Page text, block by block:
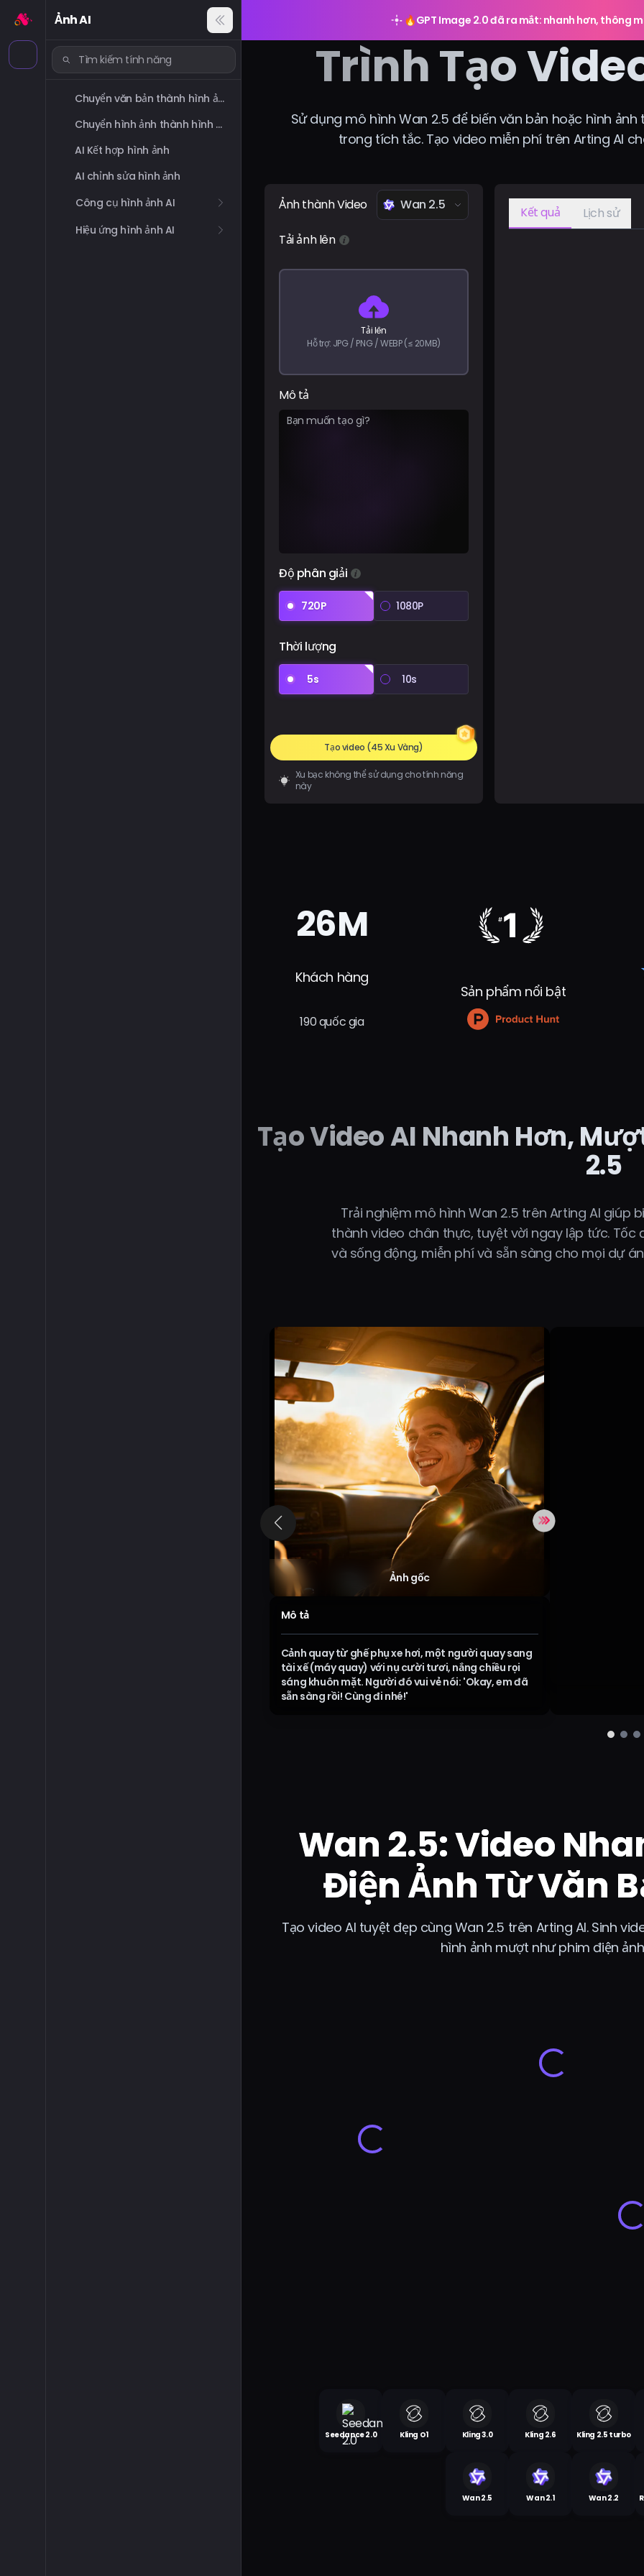
Ảnh AI
Chuyển văn bản thành hình ảnh
Chuyển hình ảnh thành hình ảnh
AI Kết hợp hình ảnh
AI chỉnh sửa hình ảnh
Công cụ hình ảnh AI
Hiệu ứng hình ảnh AI
🔥GPT Image 2.0 đã ra mắt: nhanh hơn, thông
Trình Tạo
Sử dụng mô hình Wan 2.5 để biến văn bản hoặc hình
trong tích tắc. Tạo video miễn phí trên Arting AI
Ảnh thành Video Wan 2.5
Tải ảnh lên
Tải lên
Hỗ trợ: JPG / PNG / WEBP (≤ 20MB)
Mô tả
Độ phân giải
720P 1080P
Thời lượng
5s 10s
Tạo video (45 Xu Vàng)
Xu bạc không thể sử dụng cho tính năng
này
Kết quả Lịch sử
26M
Khách hàng
190 quốc gia
Sản phẩm nổi bật
Tạo Video AI Nhanh Hơn,
2.5
Trải nghiệm mô hình Wan 2.5 trên Arting AI giúp
thành video chân thực, tuyệt vời ngay lập tức. Tốc
và sống động, miễn phí và sẵn sàng cho mọi dự
Ảnh gốc
Mô tả
Cảnh quay từ ghế phụ xe hơi, một người quay sang
tài xế (máy quay) với nụ cười tươi, nắng chiều rọi
sáng khuôn mặt. Người đó vui vẻ nói: 'Okay, em đã
sẵn sàng rồi! Cùng đi nhé!'
Wan 2.5: Video
Điện Ảnh Từ Văn
Tạo video AI tuyệt đẹp cùng Wan 2.5 trên Arting AI. Sinh
hình ảnh mượt như phim điện
Seedance 2.0 Kling O1 Kling 3.0 Kling 2.6 Kling 2.5 turbo
Wan 2.5 Wan 2.1 Wan 2.2